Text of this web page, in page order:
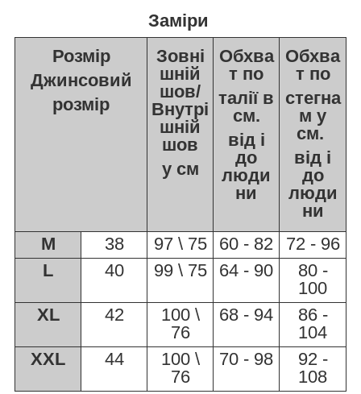
Заміри
Розмір
Джинсовий
розмір
Зовні
шній
шов/
Внутрі
шній
шов
у см
Обхва
т по
талії в
см.
від і
до
люди
ни
Обхва
т по
стегна
м у
см.
від і
до
люди
ни
M
38 97 \ 75 60 - 82
72 - 96
L
40 99 \ 75 64 - 90
80 -
100
XL
42
100 \
76
68 - 94
86 -
104
XXL
44
100 \
76
70 - 98
92 -
108